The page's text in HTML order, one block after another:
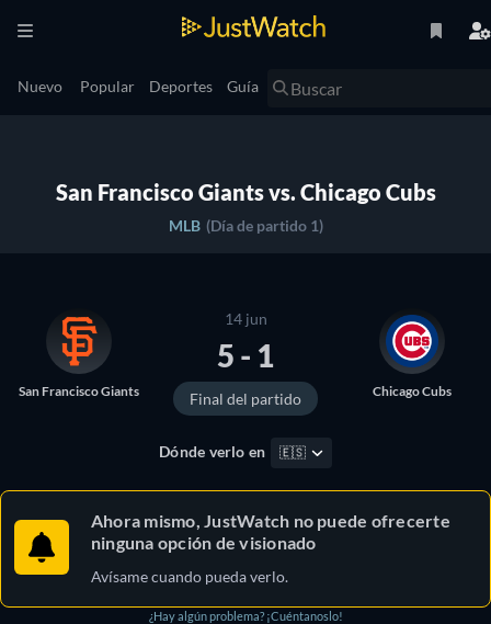
Nuevo Popular Deportes Guía
San Francisco Giants vs. Chicago Cubs
MLB (Día de partido 1)
San Francisco Giants
14 jun
5 - 1
Final del partido Chicago Cubs
Dónde verlo en 🇪🇸
Ahora mismo, JustWatch no puede ofrecerte
ninguna opción de visionado
Avísame cuando pueda verlo.
¿Hay algún problema? ¡Cuéntanoslo!